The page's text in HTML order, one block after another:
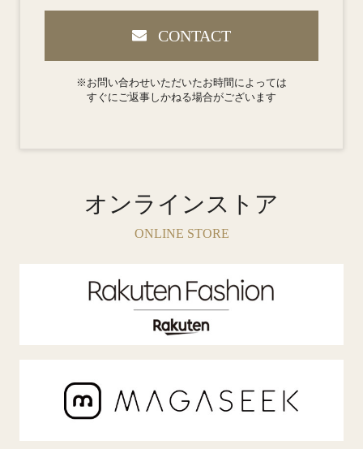
CONTACT
※お問い合わせいただいたお時間によっては
すぐにご返事しかねる場合がございます
オンラインストア
ONLINE STORE